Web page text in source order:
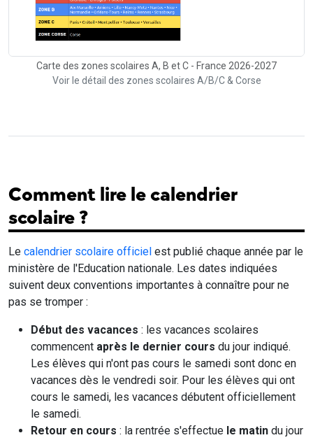
Carte des zones scolaires A, B et C - France 2026-2027
Voir le détail des zones scolaires A/B/C & Corse
Comment lire le calendrier
scolaire ?
Le calendrier scolaire officiel est publié chaque année par le
ministère de l'Education nationale. Les dates indiquées
suivent deux conventions importantes à connaître pour ne
pas se tromper :
Début des vacances : les vacances scolaires
commencent après le dernier cours du jour indiqué.
Les élèves qui n'ont pas cours le samedi sont donc en
vacances dès le vendredi soir. Pour les élèves qui ont
cours le samedi, les vacances débutent officiellement
le samedi.
Retour en cours : la rentrée s'effectue le matin du jour